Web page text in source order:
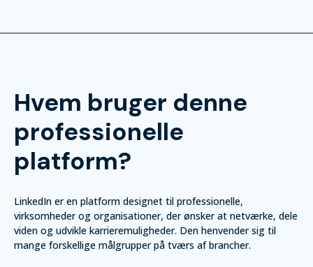
Hvem bruger denne
professionelle
platform?
LinkedIn er en platform designet til professionelle,
virksomheder og organisationer, der ønsker at netværke, dele
viden og udvikle karrieremuligheder. Den henvender sig til
mange forskellige målgrupper på tværs af brancher.